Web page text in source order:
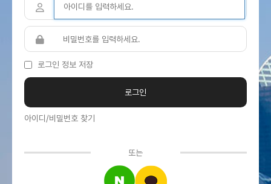
로그인 정보 저장
아이디/비밀번호 찾기
또는